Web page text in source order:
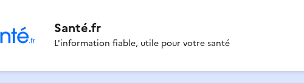
Santé.fr
L'information fiable, utile pour votre santé